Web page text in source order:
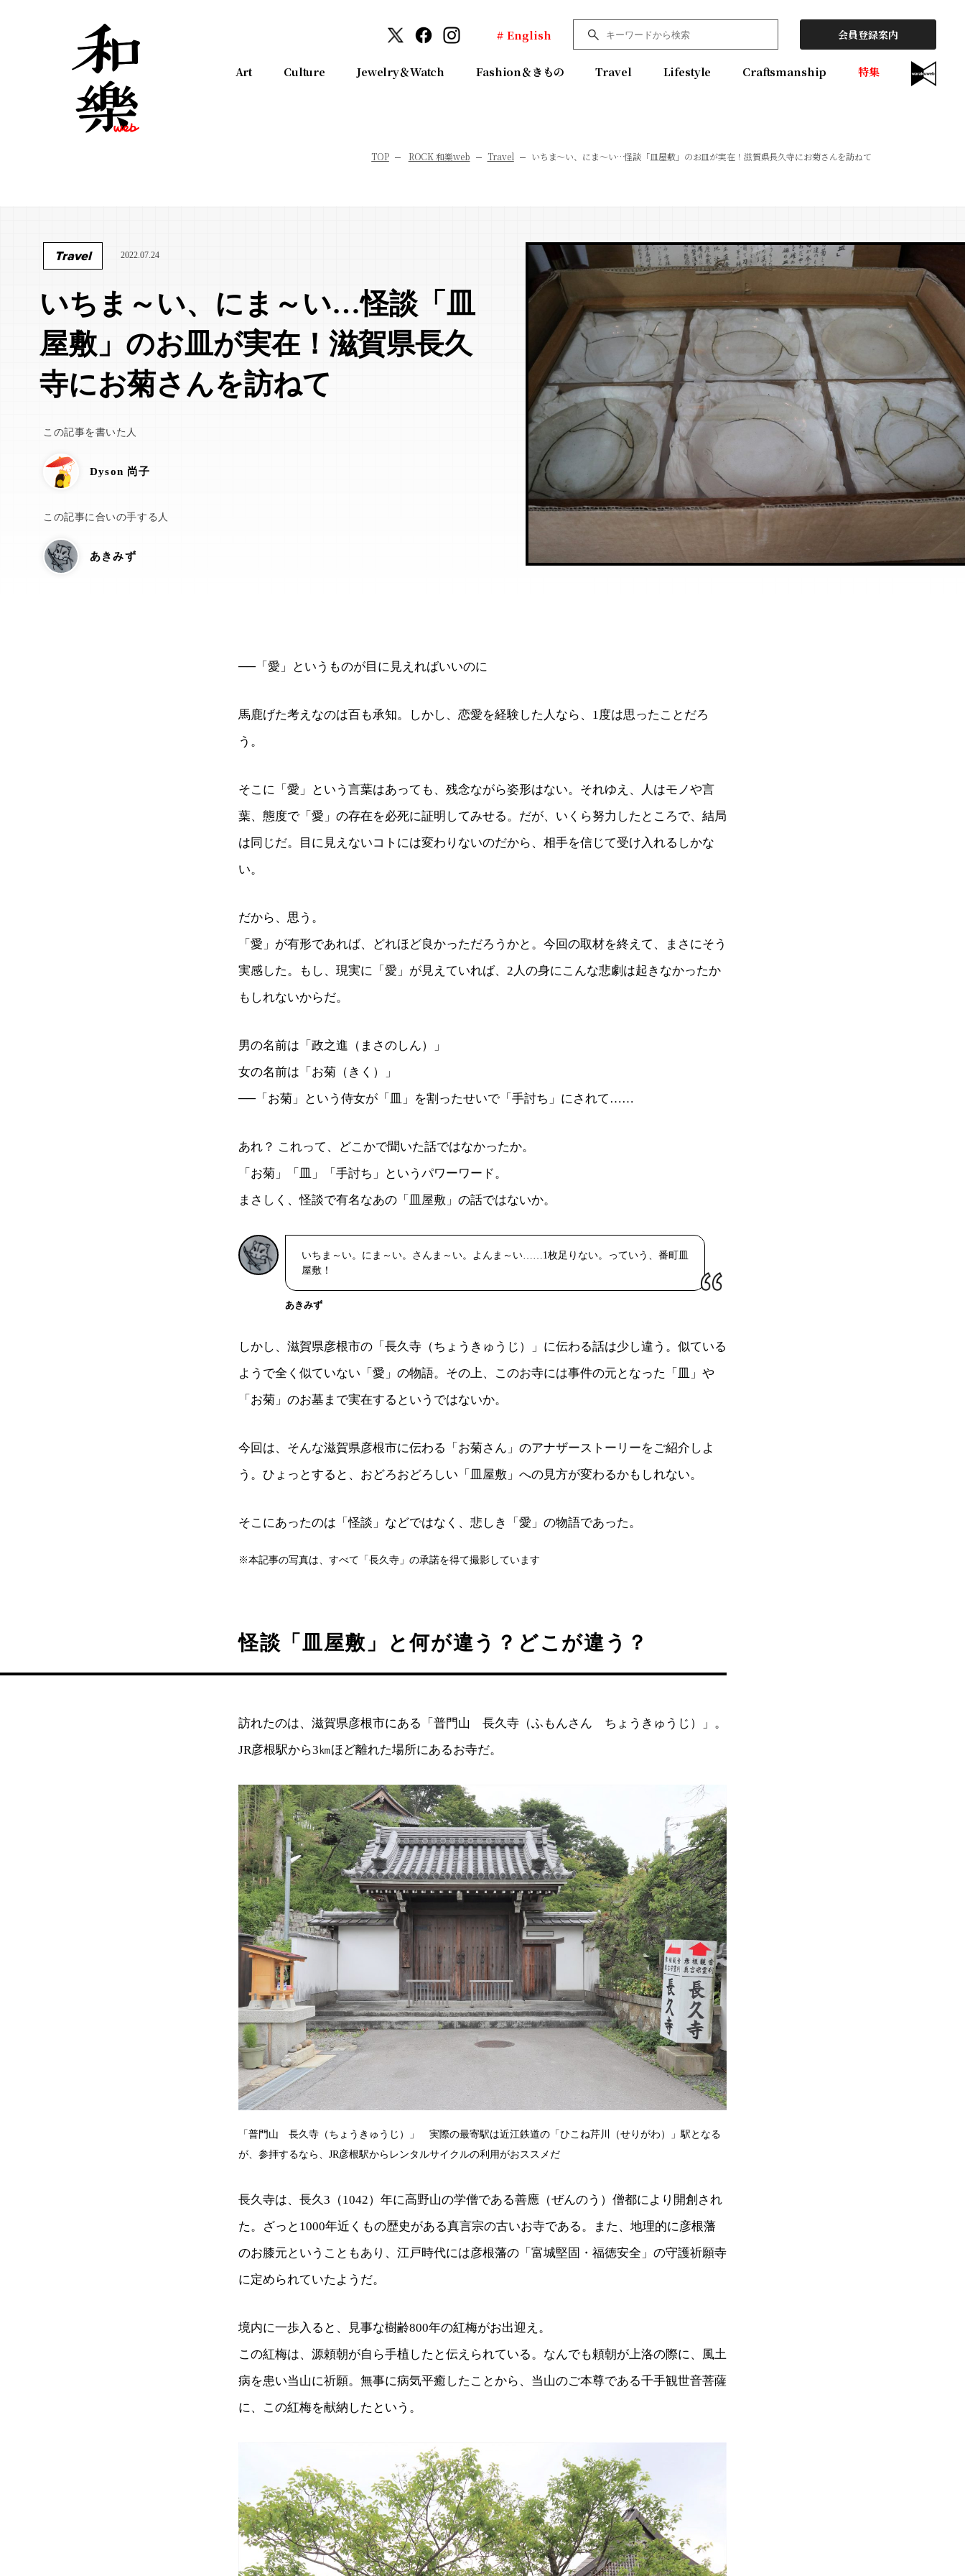
# English 会員登録案内
Art Culture Jewelry＆Watch Fashion＆きもの Travel Lifestyle Craftsmanship 特集
TOP ROCK 和樂web Travel いちま～い、にま～い…怪談「皿屋敷」のお皿が実在！滋賀県長久寺にお菊さんを訪ねて
Travel 2022.07.24
いちま～い、にま～い…怪談「皿
屋敷」のお皿が実在！滋賀県長久
寺にお菊さんを訪ねて
この記事を書いた人
Dyson 尚子
この記事に合いの手する人
あきみず
──「愛」というものが目に見えればいいのに
馬鹿げた考えなのは百も承知。しかし、恋愛を経験した人なら、1度は思ったことだろ
う。
そこに「愛」という言葉はあっても、残念ながら姿形はない。それゆえ、人はモノや言
葉、態度で「愛」の存在を必死に証明してみせる。だが、いくら努力したところで、結局
は同じだ。目に見えないコトには変わりないのだから、相手を信じて受け入れるしかな
い。
だから、思う。
「愛」が有形であれば、どれほど良かっただろうかと。今回の取材を終えて、まさにそう
実感した。もし、現実に「愛」が見えていれば、2人の身にこんな悲劇は起きなかったか
もしれないからだ。
男の名前は「政之進（まさのしん）」
女の名前は「お菊（きく）」
──「お菊」という侍女が「皿」を割ったせいで「手討ち」にされて……
あれ？ これって、どこかで聞いた話ではなかったか。
「お菊」「皿」「手討ち」というパワーワード。
まさしく、怪談で有名なあの「皿屋敷」の話ではないか。
いちま～い。にま～い。さんま～い。よんま～い……1枚足りない。っていう、番町皿
屋敷！
あきみず
しかし、滋賀県彦根市の「長久寺（ちょうきゅうじ）」に伝わる話は少し違う。似ている
ようで全く似ていない「愛」の物語。その上、このお寺には事件の元となった「皿」や
「お菊」のお墓まで実在するというではないか。
今回は、そんな滋賀県彦根市に伝わる「お菊さん」のアナザーストーリーをご紹介しよ
う。ひょっとすると、おどろおどろしい「皿屋敷」への見方が変わるかもしれない。
そこにあったのは「怪談」などではなく、悲しき「愛」の物語であった。
※本記事の写真は、すべて「長久寺」の承諾を得て撮影しています
怪談「皿屋敷」と何が違う？どこが違う？
訪れたのは、滋賀県彦根市にある「普門山 長久寺（ふもんさん ちょうきゅうじ）」。
JR彦根駅から3㎞ほど離れた場所にあるお寺だ。
「普門山 長久寺（ちょうきゅうじ）」 実際の最寄駅は近江鉄道の「ひこね芹川（せりがわ）」駅となる
が、参拝するなら、JR彦根駅からレンタルサイクルの利用がおススメだ
長久寺は、長久3（1042）年に高野山の学僧である善應（ぜんのう）僧都により開創され
た。ざっと1000年近くもの歴史がある真言宗の古いお寺である。また、地理的に彦根藩
のお膝元ということもあり、江戸時代には彦根藩の「富城堅固・福徳安全」の守護祈願寺
に定められていたようだ。
境内に一歩入ると、見事な樹齢800年の紅梅がお出迎え。
この紅梅は、源頼朝が自ら手植したと伝えられている。なんでも頼朝が上洛の際に、風土
病を患い当山に祈願。無事に病気平癒したことから、当山のご本尊である千手観世音菩薩
に、この紅梅を献納したという。